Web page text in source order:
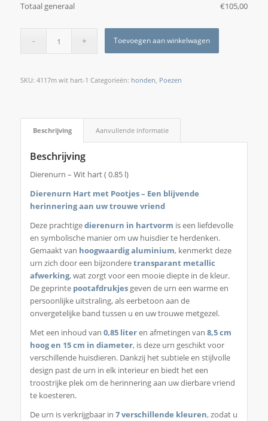
Totaal generaal
€‎105,00
Toevoegen aan winkelwagen
SKU: 4117m wit hart-1 Categorieën: honden, Poezen
Beschrijving Aanvullende informatie
Beschrijving
Dierenurn – Wit hart ( 0.85 l)
Dierenurn Hart met Pootjes – Een blijvende
herinnering aan uw trouwe vriend
Deze prachtigedierenurn in hartvorm is een liefdevolle
en symbolische manier om uw huisdier te herdenken.
Gemaakt van hoogwaardig aluminium, kenmerkt deze
urn zich door een bijzonderetransparant metallic
afwerking, wat zorgt voor een mooie diepte in de kleur.
De geprinte pootafdrukjesgeven de urn een warme en
persoonlijke uitstraling, als eerbetoon aan de
onvergetelijke band tussen u en uw trouwe metgezel.
Met een inhoud van 0,85 literen afmetingen van 8,5 cm
hoog en 15 cm in diameter, is deze urn geschikt voor
verschillende huisdieren. Dankzij het subtiele en stijlvolle
design past de urn in elk interieur en biedt het een
troostrijke plek om de herinnering aan uw dierbare vriend
te koesteren.
De urn is verkrijgbaar in 7 verschillende kleuren, zodat u